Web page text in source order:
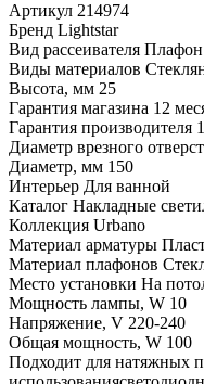
Артикул 214974
Бренд Lightstar
Вид рассеивателя Плафон
Виды материалов
Высота, мм 25
Гарантия магазина 12
Гарантия производителя
Диаметр врезного
Диаметр, мм 150
Интерьер Для ванной
Каталог Накладные
Коллекция Urbano
Материал арматуры
Материал плафонов
Место установки На
Мощность лампы, W 10
Напряжение, V 220-240
Общая мощность, W 100
Подходит для натяжных